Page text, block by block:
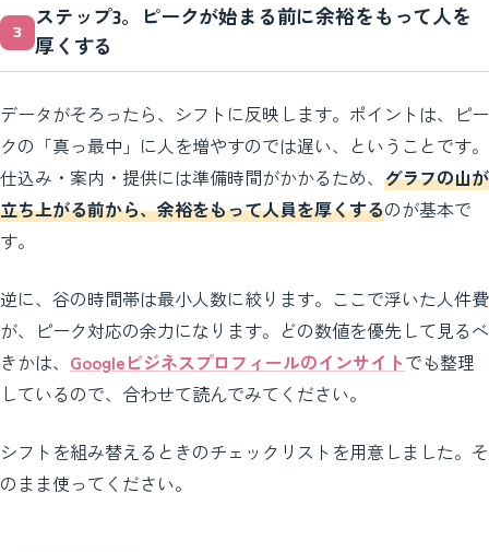
ステップ3。ピークが始まる前に余裕をもって人を
厚くする
データがそろったら、シフトに反映します。ポイントは、ピー
クの「真っ最中」に人を増やすのでは遅い、ということです。
仕込み・案内・提供には準備時間がかかるため、 グラフの山が
立ち上がる前から、余裕をもって人員を厚くするのが基本で
す。
逆に、谷の時間帯は最小人数に絞ります。ここで浮いた人件費
が、ピーク対応の余力になります。どの数値を優先して見るべ
きかは、 Googleビジネスプロフィールのインサイトでも整理
しているので、合わせて読んでみてください。
シフトを組み替えるときのチェックリストを用意しました。そ
のまま使ってください。